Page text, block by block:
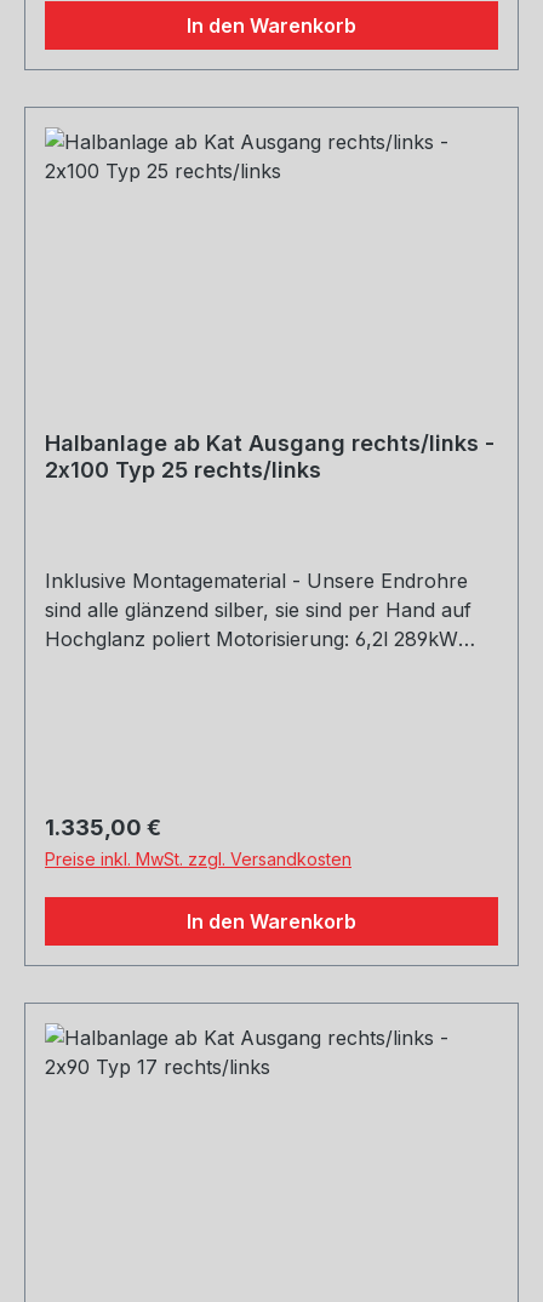
In den Warenkorb
Halbanlage ab Kat Ausgang rechts/links -
2x100 Typ 25 rechts/links
Inklusive Montagematerial - Unsere Endrohre
sind alle glänzend silber, sie sind per Hand auf
Hochglanz poliert Motorisierung: 6,2l 289kW
zugelassen)
Regulärer Preis:
1.335,00 €
Preise inkl. MwSt. zzgl. Versandkosten
In den Warenkorb